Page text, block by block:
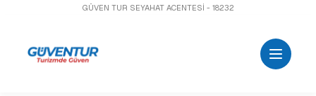
GÜVEN TUR SEYAHAT ACENTESİ - 18232